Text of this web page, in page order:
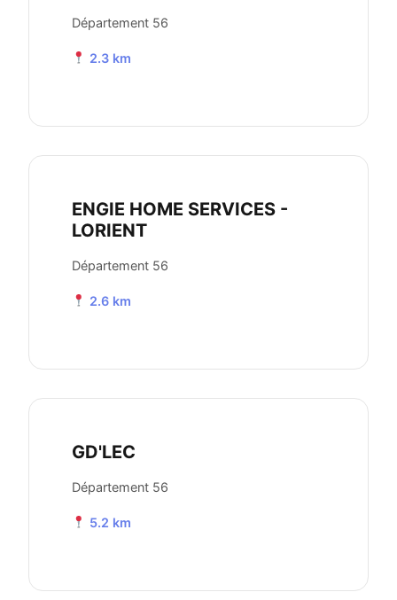
Département 56
2.3 km
ENGIE HOME SERVICES -
LORIENT
Département 56
2.6 km
GD'LEC
Département 56
5.2 km